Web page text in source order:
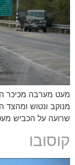
מעט מערבה מכיכר
מנוקב ונטוש ומהצד
שרועה על הכביש
קוסובו